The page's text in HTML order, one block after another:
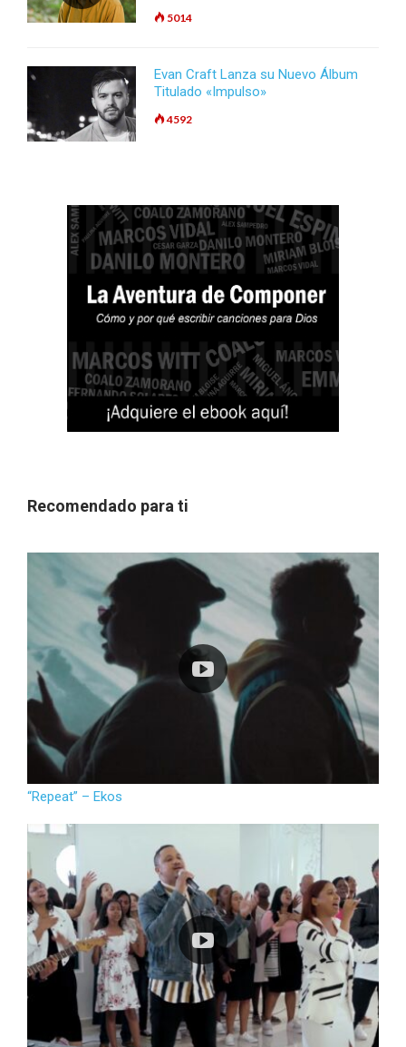
5014
Evan Craft Lanza su Nuevo Álbum
Titulado «Impulso»
4592
Recomendado para ti
“Repeat” – Ekos